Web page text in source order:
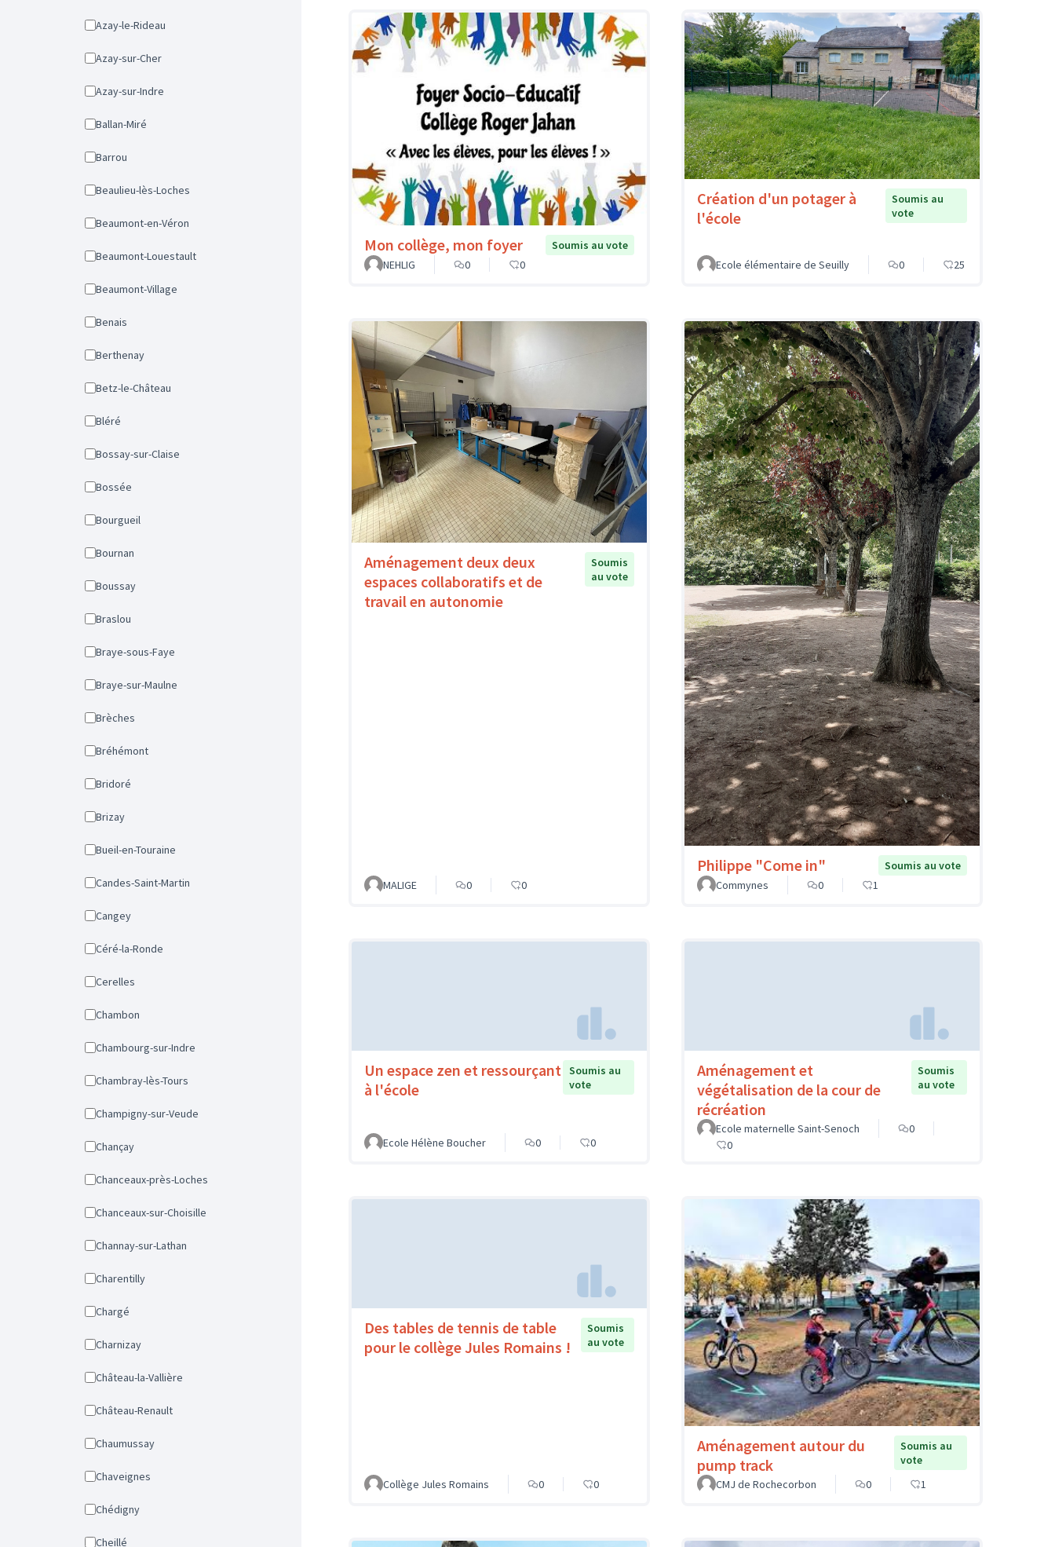
Azay-le-Rideau
Azay-sur-Cher
Azay-sur-Indre
Ballan-Miré
Barrou
Beaulieu-lès-Loches
Beaumont-en-Véron
Beaumont-Louestault
Beaumont-Village
Benais
Berthenay
Betz-le-Château
Bléré
Bossay-sur-Claise
Bossée
Bourgueil
Bournan
Boussay
Braslou
Braye-sous-Faye
Braye-sur-Maulne
Brèches
Bréhémont
Bridoré
Brizay
Bueil-en-Touraine
Candes-Saint-Martin
Cangey
Céré-la-Ronde
Cerelles
Chambon
Chambourg-sur-Indre
Chambray-lès-Tours
Champigny-sur-Veude
Chançay
Chanceaux-près-Loches
Chanceaux-sur-Choisille
Channay-sur-Lathan
Charentilly
Chargé
Charnizay
Château-la-Vallière
Château-Renault
Chaumussay
Chaveignes
Chédigny
Cheillé
Mon collège, mon foyer
Soumis au vote
NEHLIG
0 0
Création d'un potager à
l'école
Soumis au
vote
Ecole élémentaire de Seuilly 0 25
Aménagement deux deux
espaces collaboratifs et de
travail en autonomie
Soumis
au vote
MALIGE 0 0
Philippe "Come in"
Soumis au vote
Commynes
0 1
Un espace zen et ressourçant
à l'école
Soumis au
vote
Ecole Hélène Boucher 0 0
Aménagement et
végétalisation de la cour de
récréation
Soumis
au vote
Ecole maternelle Saint-Senoch
0
0
Des tables de tennis de table
pour le collège Jules Romains !
Soumis
au vote
Collège Jules Romains 0 0
Aménagement autour du
pump track
Soumis au
vote
CMJ de Rochecorbon
0 1